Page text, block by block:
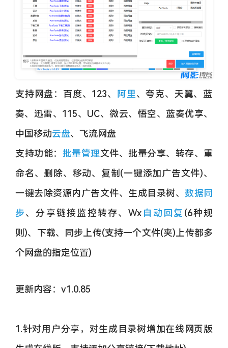
支持网盘：百度、123、 阿里、夸克、天翼、蓝
奏、迅雷、115、UC、微云、悟空、蓝奏优享、
中国移动云盘、飞流网盘
支持功能： 批量管理文件、批量分享、转存、重
命名、删除、移动、复制(一键添加广告文件)、
一键去除资源内广告文件、生成目录树、 数据同
步、分享链接监控转存、Wx 自动回复 (6种规
则)、下载、
同步上传(支持一个文件(夹)上传都多
个网盘的指定位置)
更新内容：v1.0.85
1.针对用户分享，对生成目录树增加在线网页版